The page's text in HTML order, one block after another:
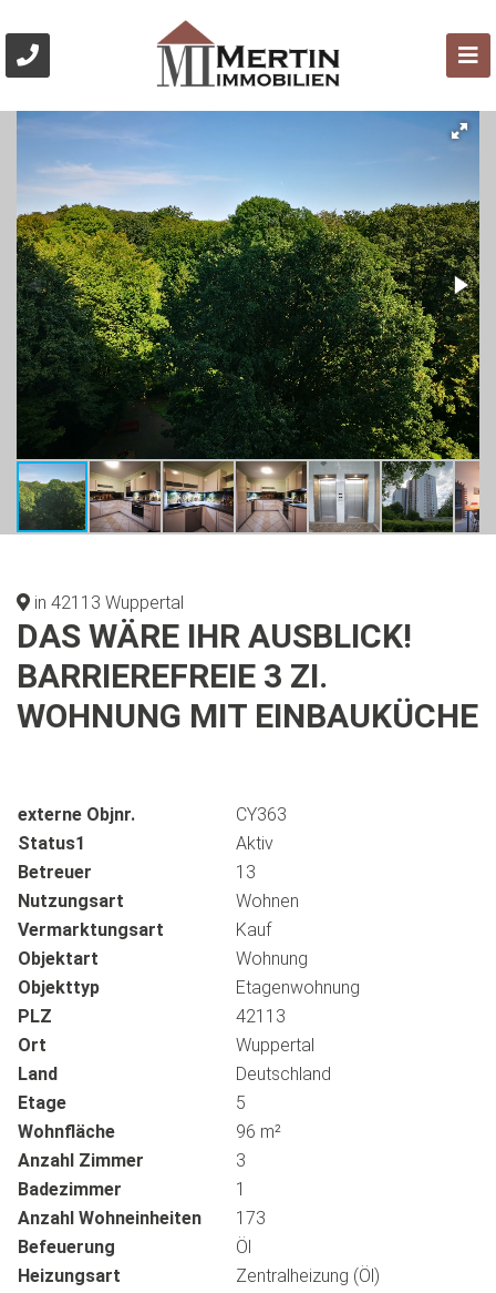
in 42113 Wuppertal
DAS WÄRE IHR AUSBLICK!
BARRIEREFREIE 3 ZI.
WOHNUNG MIT EINBAUKÜCHE
externe Objnr.
CY363
Status1
Aktiv
Betreuer
13
Nutzungsart
Wohnen
Vermarktungsart
Kauf
Objektart
Wohnung
Objekttyp
Etagenwohnung
PLZ
42113
Ort
Wuppertal
Land
Deutschland
Etage
5
Wohnfläche
96 m²
Anzahl Zimmer
3
Badezimmer
1
Anzahl Wohneinheiten
173
Befeuerung
Öl
Heizungsart
Zentralheizung (Öl)